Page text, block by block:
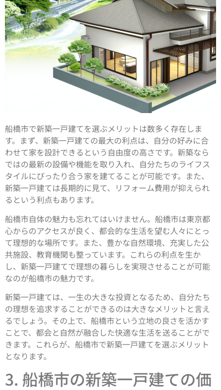
船橋市で新築一戸建てを選ぶメリットは数多く存在しま
す。まず、新築一戸建ての最大の利点は、自分の好みに合
わせて家を設計できるという自由度の高さです。新築なら
ではの最新の設備や機能を取り入れ、自分たちのライフス
タイルにぴったり合う家を建てることが可能です。また、
新築一戸建ては長期的に見て、リフォーム費用が抑えられ
るという利点もあります。
船橋市自体の魅力も忘れてはいけません。船橋市は東京都
心からのアクセスが良く、都会的な生活を望む人々にとっ
て理想的な場所です。また、豊かな自然環境、充実した公
共施設、教育機関も整っています。これらの利点を生か
し、新築一戸建てで理想の暮らしを実現させることが可能
なのが船橋市の魅力です。
新築一戸建ては、一生の大きな投資となるため、自分たち
の理想を追求することができるのは大きなメリットと言え
るでしょう。その上で、船橋市という立地の良さを活かす
ことで、都会と自然が融合した快適な生活を送ることがで
きます。これらが、船橋市で新築一戸建てを選ぶメリット
となります。
3. 船橋市の新築一戸建ての価